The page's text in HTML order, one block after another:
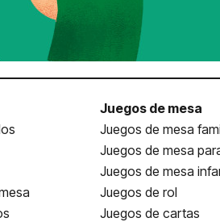
Juegos de mesa
Juegos de mesa
Juegos de mesa
Juegos de mesa
Juegos de rol
Juegos de cartas